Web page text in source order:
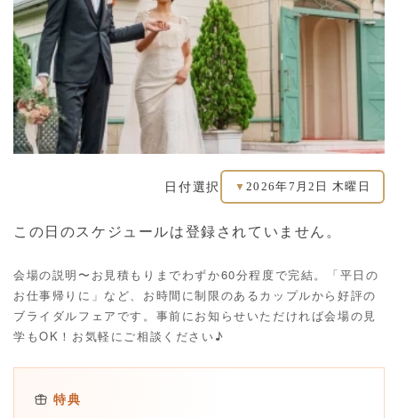
日付選択 ▼2026年7月2日 木曜日
この日のスケジュールは登録されていません。
会場の説明〜お見積もりまでわずか60分程度で完結。「平日の
お仕事帰りに」など、お時間に制限のあるカップルから好評の
ブライダルフェアです。事前にお知らせいただければ会場の見
学もOK！お気軽にご相談ください♪
特典